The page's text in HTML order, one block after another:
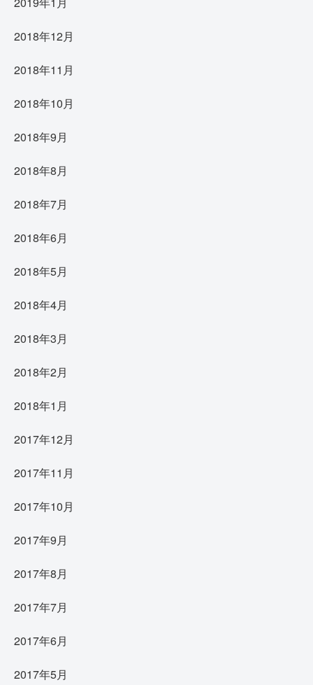
2018年12月
2018年11月
2018年10月
2018年9月
2018年8月
2018年7月
2018年6月
2018年5月
2018年4月
2018年3月
2018年2月
2018年1月
2017年12月
2017年11月
2017年10月
2017年9月
2017年8月
2017年7月
2017年6月
2017年5月